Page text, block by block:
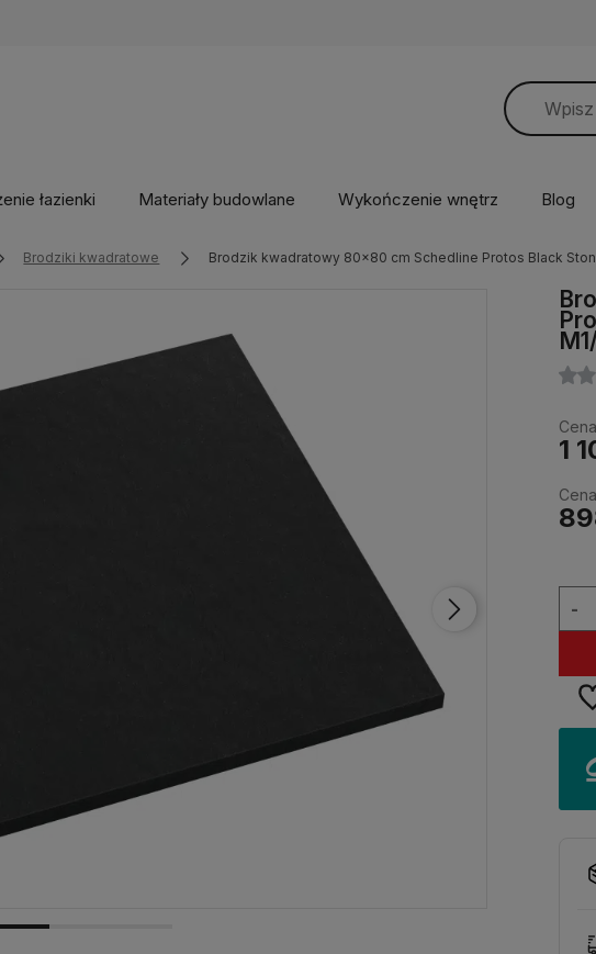
łazienki Materiały budowlane Wykończenie wnętrz Blog
Brodziki kwadratowe Brodzik kwadratowy 80x80 cm Schedline Protos Black
1
-